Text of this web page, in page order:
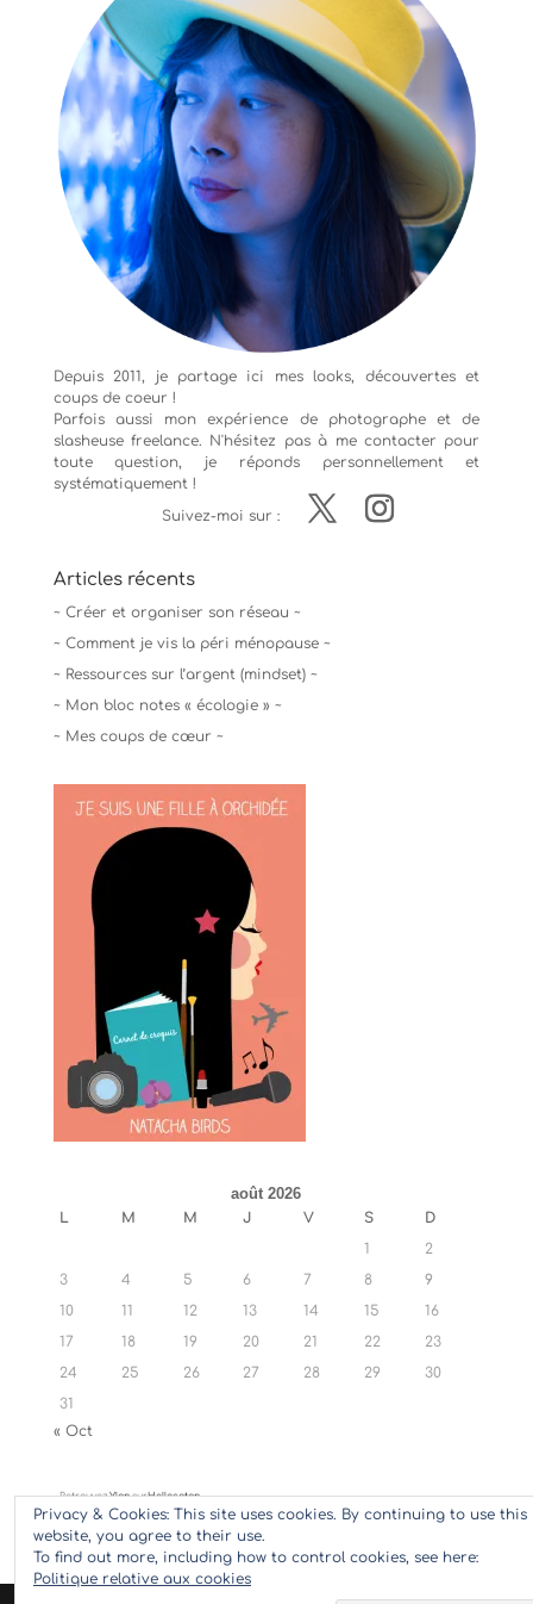
Depuis 2011, je partage ici mes looks, découvertes et
coups de coeur !
Parfois aussi mon expérience de photographeet de
slasheuse freelance. N'hésitez pas à me contacter pour
toute question, je réponds personnellement et
systématiquement !
Suivez-moi sur :
Articles récents
~ Créer et organiser son réseau ~
~ Comment je vis la péri ménopause ~
~ Ressources sur l’argent (mindset) ~
~ Mon bloc notes « écologie » ~
~ Mes coups de cœur ~
août 2026
L M M J V S
D
1
2
3
4 5 6 7 8
9
10
11 12 13 14 15
16
17
18 19 20 21 22
23
24
25 26 27 28 29
30
31
« Oct
RetrouvezYlansurHellocoton
Privacy & Cookies: This site uses cookies. By continuing to use this
website, you agree to their use.
To find out more, including how to control cookies, see here:
Politique relative aux cookies